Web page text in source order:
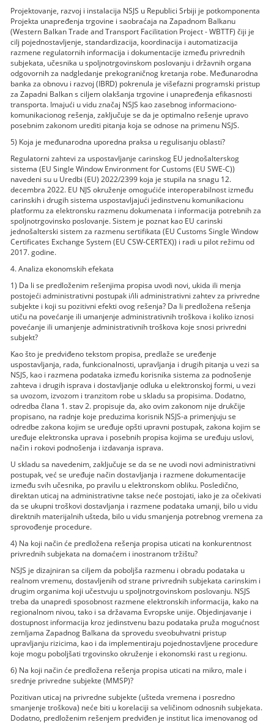
Projektovanje, razvoj i instalacija NSJS u Republici Srbiji je potkomponenta
Projekta unapređenja trgovine i saobraćaja na Zapadnom Balkanu
(Western Balkan Trade and Transport Facilitation Project - WBTTF) čiji je
cilj pojednostavljenje, standardizacija, koordinacija i automatizacija
razmene regulatornih informacija i dokumentacije između privrednih
subjekata, učesnika u spoljnotrgovinskom poslovanju i državnih organa
odgovornih za nadgledanje prekograničnog kretanja robe. Međunarodna
banka za obnovu i razvoj (IBRD) pokrenula je višefazni programski pristup
za Zapadni Balkan s ciljem olakšanja trgovine i unapređenja efikasnosti
transporta. Imajući u vidu značaj NSJS kao zasebnog informaciono-
komunikacionog rešenja, zaključuje se da je optimalno rešenje upravo
posebnim zakonom urediti pitanja koja se odnose na primenu NSJS.
5) Koja je međunarodna uporedna praksa u regulisanju oblasti?
Regulatorni zahtevi za uspostavljanje carinskog EU jednošalterskog
sistema (EU Single Window Environment for Customs (EU SWE-C))
navedeni su u Uredbi (EU) 2022/2399 koja je stupila na snagu 12.
decembra 2022. EU NJS okruženje omogućiće interoperabilnost između
carinskih i drugih sistema uspostavljajući jedinstvenu komunikacionu
platformu za elektronsku razmenu dokumenata i informacija potrebnih za
spoljnotrgovinsko poslovanje. Sistem je poznat kao EU carinski
jednošalterski sistem za razmenu sertifikata (EU Customs Single Window
Certificates Exchange System (EU CSW-CERTEX)) i radi u pilot režimu od
2017. godine.
4. Analiza ekonomskih efekata
1) Da li se predloženim rešenjima propisa uvodi novi, ukida ili menja
postojeći administrativni postupak i/ili administrativni zahtev za privredne
subjekte i koji su pozitivni efekti ovog rešenja? Da li predložena rešenja
utiču na povećanje ili umanjenje administrativnih troškova i koliko iznosi
povećanje ili umanjenje administrativnih troškova koje snosi privredni
subjekt?
Kao što je predviđeno tekstom propisa, predlaže se uređenje
uspostavljanja, rada, funkcionalnosti, upravljanja i drugih pitanja u vezi sa
NSJS, kao i razmena podataka između korisnika sistema za podnošenje
zahteva i drugih isprava i dostavljanje odluka u elektronskoj formi, u vezi
sa uvozom, izvozom i tranzitom robe u skladu sa propisima. Dodatno,
odredba člana 1. stav 2. propisuje da, ako ovim zakonom nije drukčije
propisano, na radnje koje preduzima korisnik NSJS-a primenjuju se
odredbe zakona kojim se uređuje opšti upravni postupak, zakona kojim se
uređuje elektronska uprava i posebnih propisa kojima se uređuju uslovi,
način i rokovi podnošenja i izdavanja isprava.
U skladu sa navedenim, zaključuje se da se ne uvodi novi administrativni
postupak, već se uređuje način dostavljanja i razmene dokumentacije
između svih učesnika, po pravilu u elektronskom obliku. Posledično,
direktan uticaj na administrativne takse neće postojati, iako je za očekivati
da se ukupni troškovi dostavljanja i razmene podataka umanji, bilo u vidu
direktnih materijalnih ušteda, bilo u vidu smanjenja potrebnog vremena za
sprovođenje procedure.
4) Na koji način će predložena rešenja propisa uticati na konkurentnost
privrednih subjekata na domaćem i inostranom tržištu?
NSJS je dizajniran sa ciljem da poboljša razmenu i obradu podataka u
realnom vremenu, dostavljenih od strane privrednih subjekata carinskim i
drugim organima koji učestvuju u spoljnotrgovinskom poslovanju. NSJS
treba da unapredi sposobnost razmene elektronskih informacija, kako na
regionalnom nivou, tako i sa državama Evropske unije. Objedinjavanje i
dostupnost informacija kroz jedinstvenu bazu podataka pruža mogućnost
zemljama Zapadnog Balkana da sprovedu sveobuhvatni pristup
upravljanju rizicima, kao i da implementiraju pojednostavljene procedure
koje mogu poboljšati trgovinsko okruženje i ekonomski rast u regionu.
6) Na koji način će predložena rešenja propisa uticati na mikro, male i
srednje privredne subjekte (MMSP)?
Pozitivan uticaj na privredne subjekte (ušteda vremena i posredno
smanjenje troškova) neće biti u korelaciji sa veličinom odnosnih subjekata.
Dodatno, predloženim rešenjem predviđen je institut lica imenovanog od